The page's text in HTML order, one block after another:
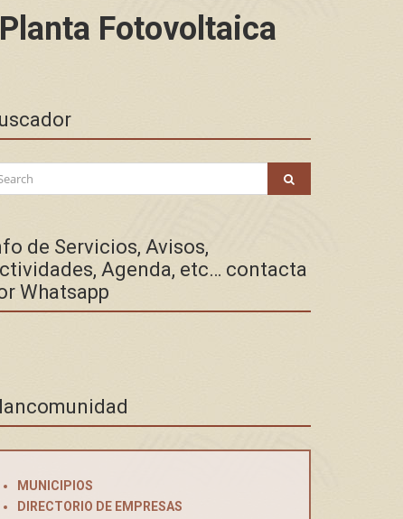
Fotovoltaica
de Servicios, Avisos,
Agenda, etc… contacta
Whatsapp
MUNICIPIOS
DIRECTORIO DE EMPRESAS